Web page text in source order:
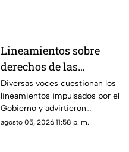
Lineamientos sobre
derechos de las
audiencias son
CENSURA disfrazada
Diversas voces cuestionan los
lineamientos impulsados por el
Gobierno y advirtieron
posibles riesgos para los
agosto 05, 2026 11:58 p. m.